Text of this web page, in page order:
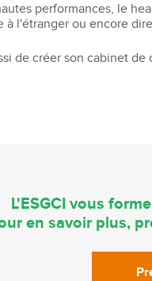
performances, le
à l'étranger ou encore
de créer son cabinet
L'ESGCI vous
en savoir plus,